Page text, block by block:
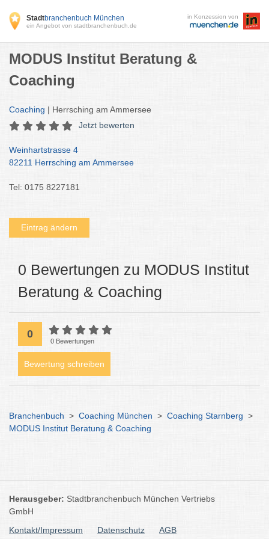
Stadtbranchenbuch München
ein Angebot von stadtbranchenbuch.de
in Konzession von
MODUS Institut Beratung &
Coaching
Coaching | Herrsching am Ammersee
Jetzt bewerten
Weinhartstrasse 4
82211 Herrsching am Ammersee
Tel: 0175 8227181
Eintrag ändern
0 Bewertungen zu MODUS Institut
Beratung & Coaching
0
0 Bewertungen
Bewertung schreiben
Branchenbuch > Coaching München > Coaching Starnberg >
MODUS Institut Beratung & Coaching
Herausgeber: Stadtbranchenbuch München Vertriebs
GmbH
Kontakt/Impressum
Datenschutz
AGB